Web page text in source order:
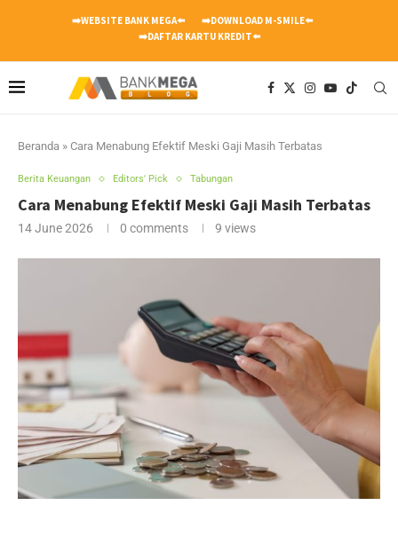
➡️WEBSITE BANK MEGA⬅️
➡️DOWNLOAD M-SMILE⬅️
➡️DAFTAR KARTU KREDIT⬅️
Beranda » Cara Menabung Efektif Meski Gaji Masih Terbatas
Berita Keuangan Editors' Pick Tabungan
Cara Menabung Efektif Meski Gaji Masih Terbatas
14 June 2026 0 comments 9 views